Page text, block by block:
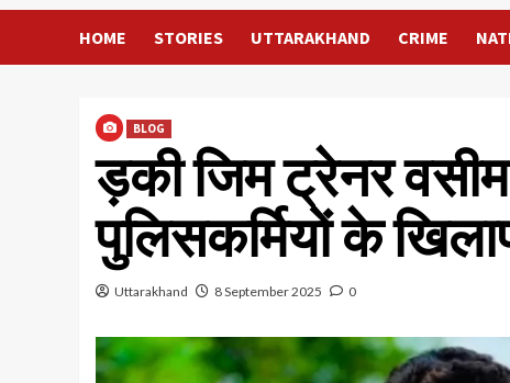
HOME STORIES UTTARAKHAND CRIME
BLOG
ड़की जिम ट्रेनर
पुलिसकर्मियों के
Uttarakhand 8 September 2025 0